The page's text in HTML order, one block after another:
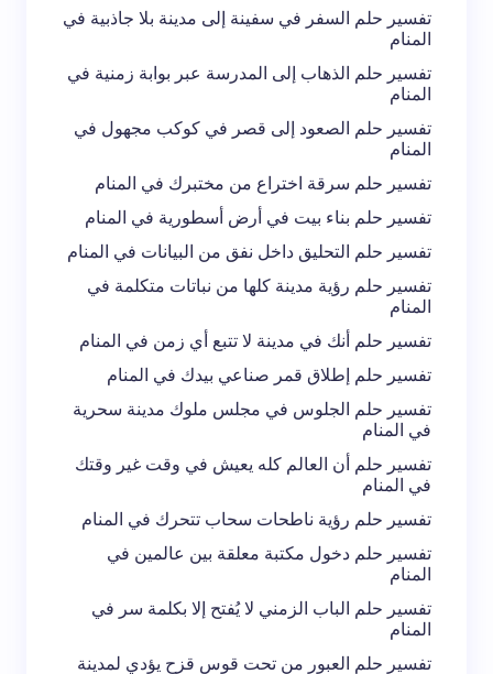
تفسير حلم السفر في سفينة إلى مدينة بلا جاذبية في
المنام
تفسير حلم الذهاب إلى المدرسة عبر بوابة زمنية في
المنام
تفسير حلم الصعود إلى قصر في كوكب مجهول في
المنام
تفسير حلم سرقة اختراع من مختبرك في المنام
تفسير حلم بناء بيت في أرض أسطورية في المنام
تفسير حلم التحليق داخل نفق من البيانات في المنام
تفسير حلم رؤية مدينة كلها من نباتات متكلمة في
المنام
تفسير حلم أنك في مدينة لا تتبع أي زمن في المنام
تفسير حلم إطلاق قمر صناعي بيدك في المنام
تفسير حلم الجلوس في مجلس ملوك مدينة سحرية
في المنام
تفسير حلم أن العالم كله يعيش في وقت غير وقتك
في المنام
تفسير حلم رؤية ناطحات سحاب تتحرك في المنام
تفسير حلم دخول مكتبة معلقة بين عالمين في
المنام
تفسير حلم الباب الزمني لا يُفتح إلا بكلمة سر في
المنام
تفسير حلم العبور من تحت قوس قزح يؤدي لمدينة